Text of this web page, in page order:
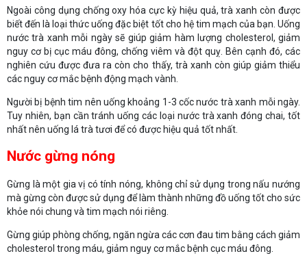
Ngoài công dụng chống oxy hóa cực kỳ hiệu quả, trà xanh còn được
biết đến là loại thức uống đặc biệt tốt cho hệ tim mạch của bạn. Uống
nước trà xanh mỗi ngày sẽ giúp giảm hàm lượng cholesterol, giảm
nguy cơ bị cục máu đông, chống viêm và đột quỵ. Bên cạnh đó, các
nghiên cứu được đưa ra còn cho thấy, trà xanh còn giúp giảm thiểu
các nguy cơ mắc bệnh động mạch vành.
Người bị bệnh tim nên uống khoảng 1-3 cốc nước trà xanh mỗi ngày.
Tuy nhiên, bạn cần tránh uống các loại nước trà xanh đóng chai, tốt
nhất nên uống lá trà tươi để có được hiệu quả tốt nhất.
Nước gừng nóng
Gừng là một gia vị có tính nóng, không chỉ sử dụng trong nấu nướng
mà gừng còn được sử dụng để làm thành những đồ uống tốt cho sức
khỏe nói chung và tim mạch nói riêng.
Gừng giúp phòng chống, ngăn ngừa các cơn đau tim bằng cách giảm
cholesterol trong máu, giảm nguy cơ mắc bệnh cục máu đông.